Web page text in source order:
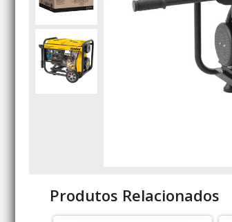
Produtos Relacionados